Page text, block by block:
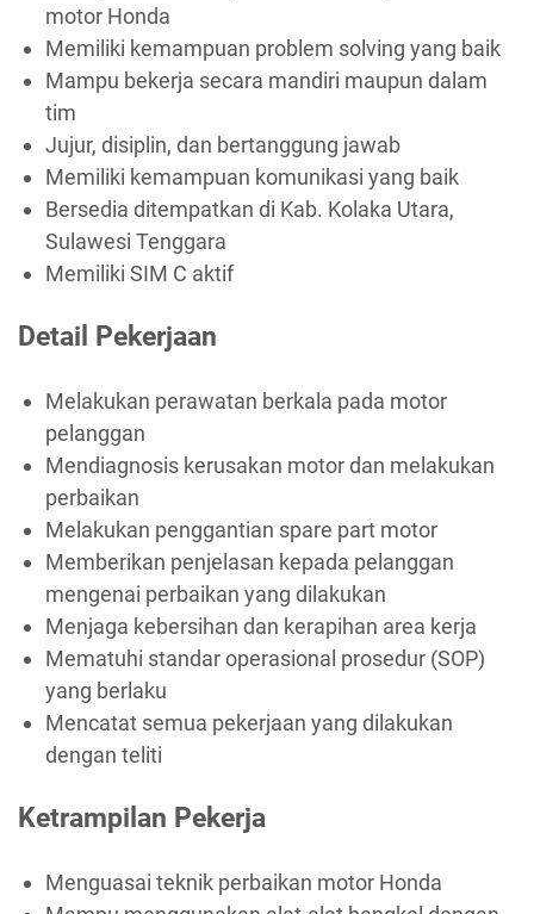
motor Honda
Memiliki kemampuan problem solving yang baik
Mampu bekerja secara mandiri maupun dalam
tim
Jujur, disiplin, dan bertanggung jawab
Memiliki kemampuan komunikasi yang baik
Bersedia ditempatkan di Kab. Kolaka Utara,
Sulawesi Tenggara
Memiliki SIM C aktif
Detail Pekerjaan
Melakukan perawatan berkala pada motor
pelanggan
Mendiagnosis kerusakan motor dan melakukan
perbaikan
Melakukan penggantian spare part motor
Memberikan penjelasan kepada pelanggan
mengenai perbaikan yang dilakukan
Menjaga kebersihan dan kerapihan area kerja
Mematuhi standar operasional prosedur (SOP)
yang berlaku
Mencatat semua pekerjaan yang dilakukan
dengan teliti
Ketrampilan Pekerja
Menguasai teknik perbaikan motor Honda